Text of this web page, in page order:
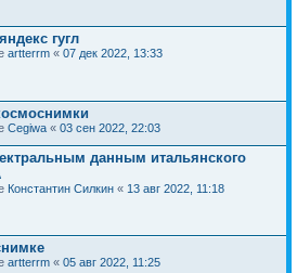
гугл
artterrm « 07 дек 2022, 13:33
Cegiwa « 03 сен 2022, 22:03
данным итальянского
Константин Силкин « 13 авг 2022, 11:18
artterrm « 05 авг 2022, 11:25